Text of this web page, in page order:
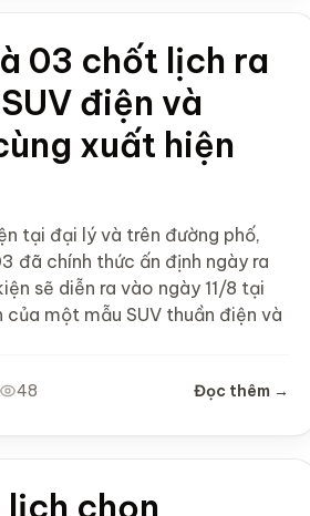
03 chốt lịch ra
điện và
xuất hiện
tại đại lý và trên đường phố,
đã chính thức ấn định ngày ra
sẽ diễn ra vào ngày 11/8 tại
của một mẫu SUV thuần điện và
48 Đọc thêm →
lịch chọn